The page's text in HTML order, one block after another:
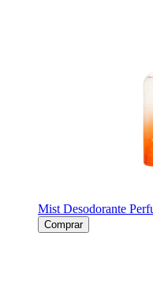
Mist Desodorante
Comprar